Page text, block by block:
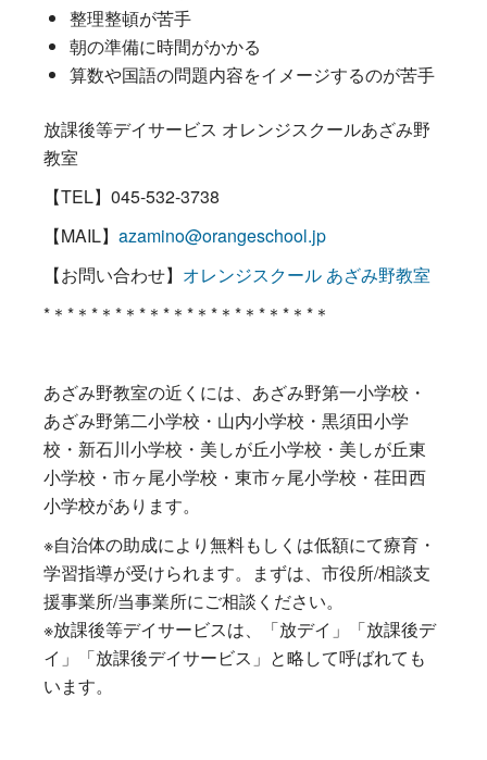
整理整頓が苦手
朝の準備に時間がかかる
算数や国語の問題内容をイメージするのが苦手
放課後等デイサービス オレンジスクールあざみ野
教室
【TEL】045-532-3738
【MAIL】azamino@orangeschool.jp
【お問い合わせ】 オレンジスクール あざみ野教室
*＊*＊*＊*＊*＊*＊*＊*＊*＊*＊*＊*＊
あざみ野教室の近くには、あざみ野第一小学校・
あざみ野第二小学校・山内小学校・黒須田小学
校・新石川小学校・美しが丘小学校・美しが丘東
小学校・市ヶ尾小学校・東市ヶ尾小学校・荏田西
小学校があります。
※自治体の助成により無料もしくは低額にて療育・
学習指導が受けられます。まずは、市役所/相談支
援事業所/当事業所にご相談ください。
※放課後等デイサービスは、「放デイ」「放課後デ
イ」「放課後デイサービス」と略して呼ばれても
います。